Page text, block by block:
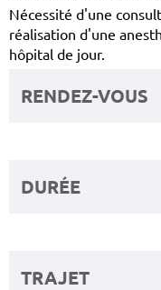
Nécessité d'une
réalisation d'une
hôpital de jour.
RENDEZ-VOUS
DURÉE
TRAJET